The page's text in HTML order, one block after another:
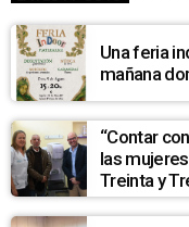
Una feria
mañana
“Contar
las
Treinta y